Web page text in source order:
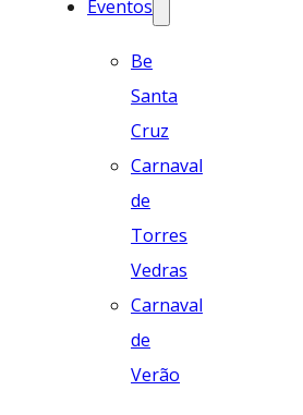
Eventos
Be
Santa
Cruz
Carnaval
de
Torres
Vedras
Carnaval
de
Verão